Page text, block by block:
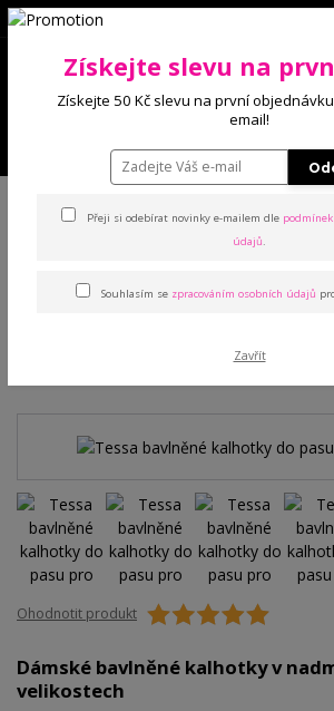
Tessa bavlněné
Ohodnotit produkt
Dámské bavlněné kalhotky v
velikostech
Získejte slevu na
Získejte 50 Kč slevu na první
email!
Přeji si odebírat novinky e-mailem dle
údajů.
Souhlasím se zpracováním osobních údajů
Zavřít